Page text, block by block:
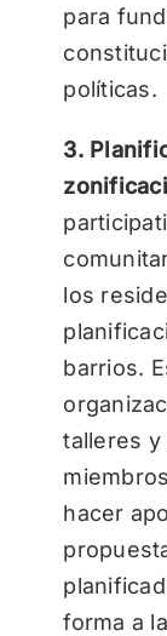
para
políticas.
3.
los
barrios.
talleres y
hacer
forma a